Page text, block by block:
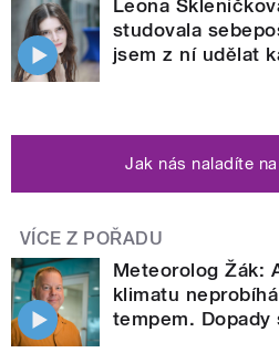
Leona
studovala
jsem z ní udělat
Jak nás naladíte
VÍCE Z POŘADU
Meteorolog Žák:
klimatu
tempem. Dopady